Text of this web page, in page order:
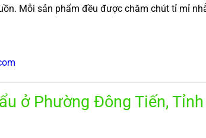
Mỗi sản phẩm đều được chăm chút tỉ mỉ
ở Phường Đông Tiến,